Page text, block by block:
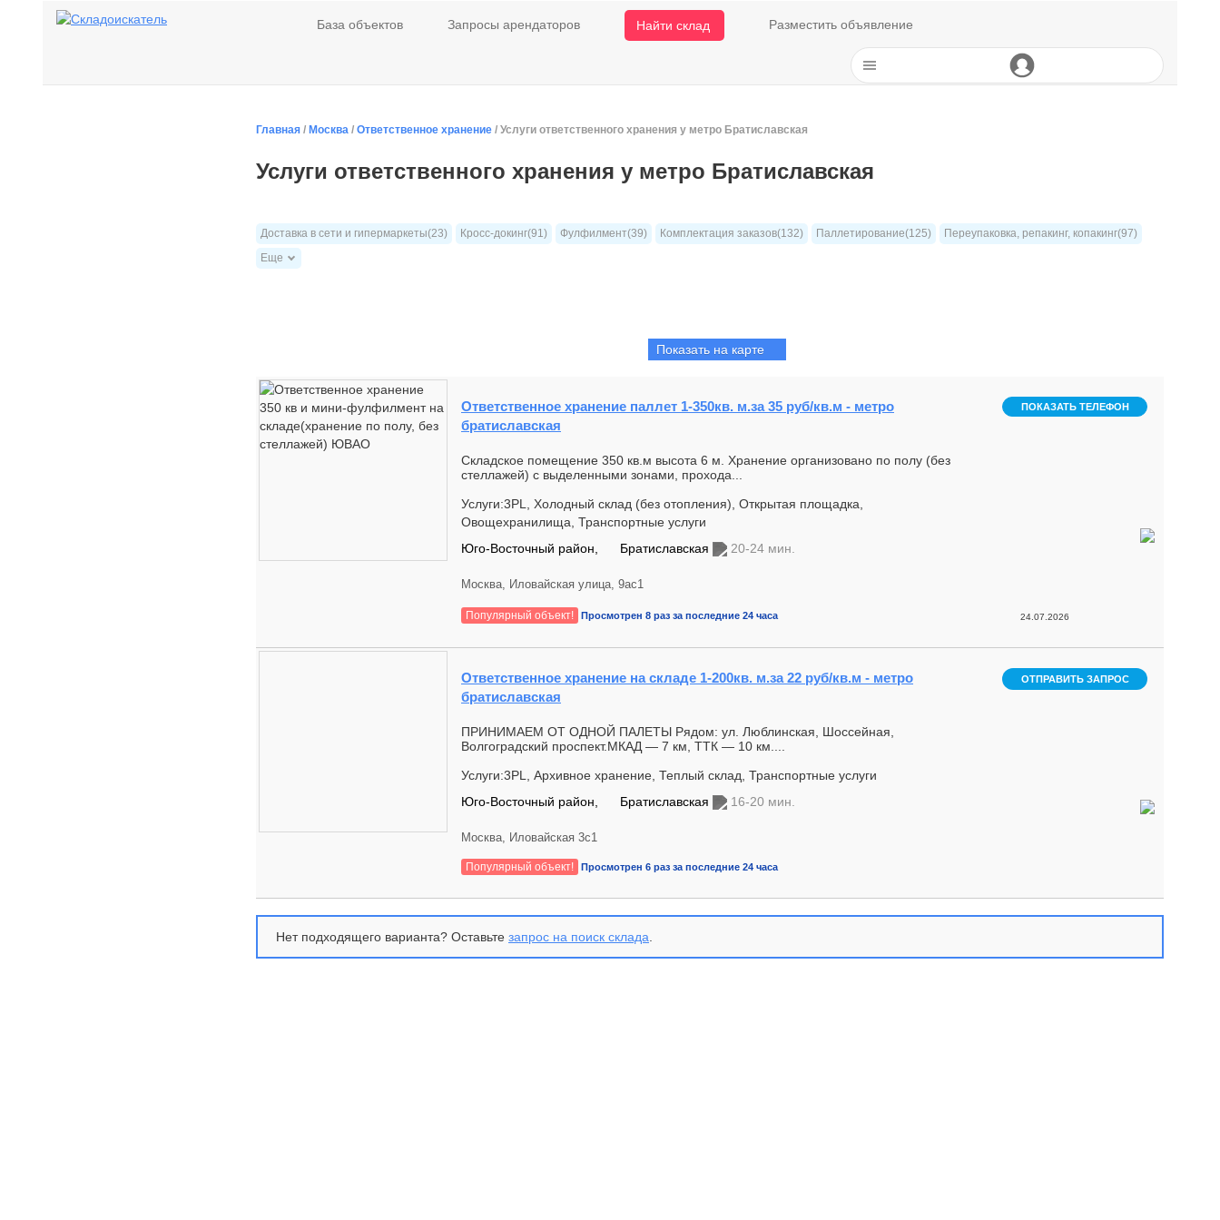
База объектов Запросы арендаторов Найти склад Разместить объявление
Главная / Москва / Ответственное хранение / Услуги ответственного хранения у метро Братиславская
Услуги ответственного хранения у метро Братиславская
Доставка в сети и гипермаркеты(23) Кросс-докинг(91) Фулфилмент(39) Комплектация заказов(132) Паллетирование(125)
Переупаковка, репакинг, копакинг(97)
Еще
Показать на карте
Ответственное хранение паллет 1-350кв. м.за 35 руб/кв.м - метро
братиславская
Складское помещение 350 кв.м высота 6 м. Хранение организовано по полу (без
стеллажей) с выделенными зонами, прохода...
Услуги:3PL, Холодный склад (без отопления), Открытая площадка,
Овощехранилища, Транспортные услуги
Юго-Восточный район,
Братиславская 20-24 мин.
Москва, Иловайская улица, 9ас1
ПОКАЗАТЬ ТЕЛЕФОН
Популярный объект! Просмотрен 8 раз за последние 24 часа 24.07.2026
Ответственное хранение на складе 1-200кв. м.за 22 руб/кв.м - метро
братиславская
ПРИНИМАЕМ ОТ ОДНОЙ ПАЛЕТЫ Рядом: ул. Люблинская, Шоссейная,
Волгоградский проспект.МКАД — 7 км, ТТК — 10 км....
Услуги:3PL, Архивное хранение, Теплый склад, Транспортные услуги
Юго-Восточный район,
Братиславская 16-20 мин.
Москва, Иловайская 3с1
ОТПРАВИТЬ ЗАПРОС
Популярный объект! Просмотрен 6 раз за последние 24 часа
Нет подходящего варианта? Оставьте запрос на поиск склада